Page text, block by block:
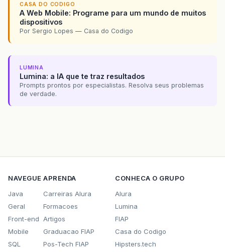
CASA DO CODIGO
A Web Mobile: Programe para um mundo de muitos
dispositivos
Por Sergio Lopes — Casa do Codigo
LUMINA
Lumina: a IA que te traz resultados
Prompts prontos por especialistas. Resolva seus problemas
de verdade.
NAVEGUE
Java
Geral
Front-end
Mobile
SQL
APRENDA
Carreiras Alura
Formacoes
Artigos
Graduacao FIAP
Pos-Tech FIAP
CONHECA O GRUPO
Alura
Lumina
FIAP
Casa do Codigo
Hipsters.tech